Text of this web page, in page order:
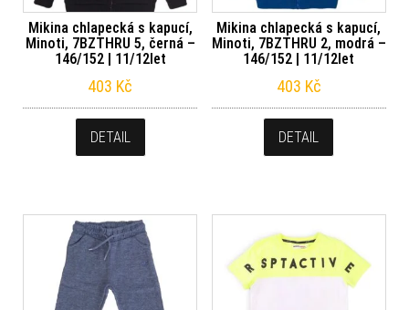
Mikina chlapecká s kapucí,
Minoti, 7BZTHRU 5, černá –
146/152 | 11/12let
403 Kč
DETAIL
Mikina chlapecká s kapucí,
Minoti, 7BZTHRU 2, modrá –
146/152 | 11/12let
403 Kč
DETAIL